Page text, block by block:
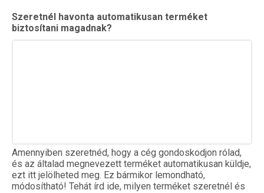
Szeretnél havonta automatikusan terméket
biztosítani magadnak?
Amennyiben szeretnéd, hogy a cég gondoskodjon rólad,
és az általad megnevezett terméket automatikusan küldje,
ezt itt jelölheted meg. Ez bármikor lemondható,
módosítható! Tehát írd ide, milyen terméket szeretnél és